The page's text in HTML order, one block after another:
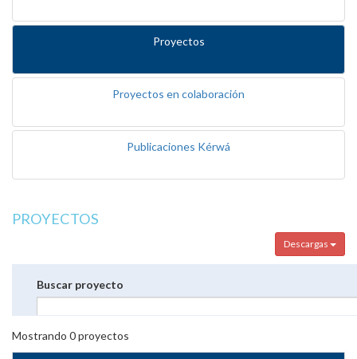
Proyectos
Proyectos en colaboración
Publicaciones Kérwá
PROYECTOS
Descargas
Buscar proyecto
Mostrando 0proyectos